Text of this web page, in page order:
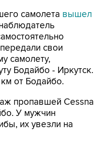
самолета вышел
свои
самолету,
Бодайбо - Иркутск.
от Бодайбо.
пропавшей Cessna
У мужчин
их увезли на